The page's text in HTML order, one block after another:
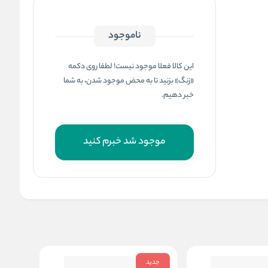
ناموجود
این کالا فعلا موجود نیست! لطفا روی دکمه
«زنگ» بزنید تا به محض موجود شدن، به شما
خبر دهیم.
موجود شد خبرم کنید
جدید